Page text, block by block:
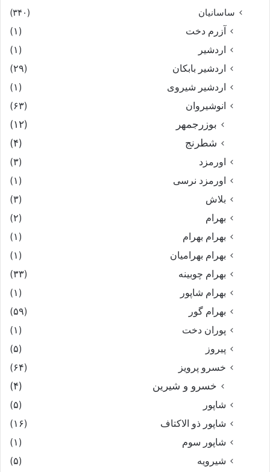
ساسانیان
(۳۴۰)
آزرم دخت
(۱)
اردشیر
(۱)
اردشیر بابکان
(۲۹)
اردشیر شیروی
(۱)
انوشیروان
(۶۳)
بوزرجمهر
(۱۲)
شطرنج
(۴)
اورمزد
(۳)
اورمزد نرسى‏
(۱)
بلاش
(۳)
بهرام
(۲)
بهرام بهرام
(۱)
بهرام بهرامیان‏
(۱)
بهرام چوبینه
(۳۳)
بهرام شاپور
(۱)
بهرام گور
(۵۹)
پوران دخت
(۱)
پیروز
(۵)
خسرو پرویز
(۶۴)
خسرو و شیرین (۴)
شاپور
(۵)
شاپور ذو الاکتاف
(۱۶)
شاپور سوم‏
(۱)
شیرویه
(۵)